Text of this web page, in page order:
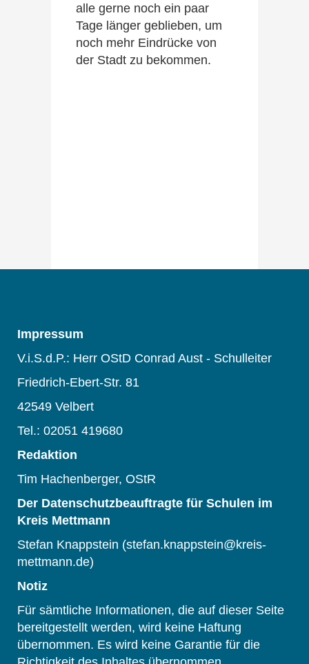
alle gerne noch ein paar
Tage länger geblieben, um
noch mehr Eindrücke von
der Stadt zu bekommen.
Impressum
V.i.S.d.P.: Herr OStD Conrad Aust - Schulleiter
Friedrich-Ebert-Str. 81
42549 Velbert
Tel.: 02051 419680
Redaktion
Tim Hachenberger, OStR
Der Datenschutzbeauftragte für Schulen im
Kreis Mettmann
Stefan Knappstein (stefan.knappstein@kreis-
mettmann.de)
Notiz
Für sämtliche Informationen, die auf dieser Seite
bereitgestellt werden, wird keine Haftung
übernommen. Es wird keine Garantie für die